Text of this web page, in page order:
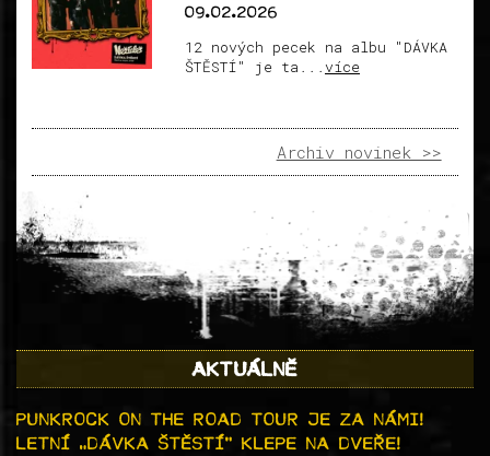
09.02.2026
12 nových pecek na albu "DÁVKA
ŠTĚSTÍ" je ta...více
Archiv novinek >>
AKTUÁLNĚ
PUNKROCK ON THE ROAD TOUR JE ZA NÁMI!
LETNÍ „DÁVKA ŠTĚSTÍ“ KLEPE NA DVEŘE!